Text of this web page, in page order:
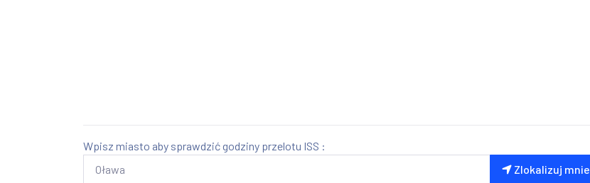
Wpisz miasto aby sprawdzić godziny przelotu ISS :
Zlokalizuj mnie